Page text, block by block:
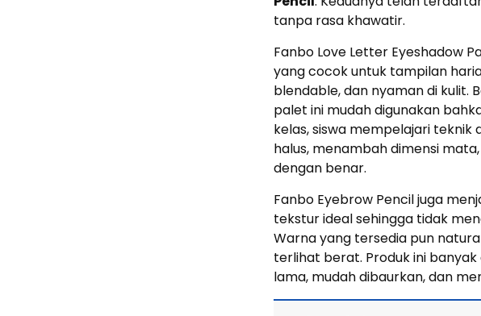
tanpa rasa khawatir.
Fanbo Love Letter Eyeshadow
yang cocok untuk tampilan
blendable, dan nyaman di kulit.
palet ini mudah digunakan
kelas, siswa mempelajari
halus, menambah dimensi
dengan benar.
Fanbo Eyebrow Pencil juga
tekstur ideal sehingga tidak
Warna yang tersedia pun
terlihat berat. Produk ini
lama, mudah dibaurkan, dan